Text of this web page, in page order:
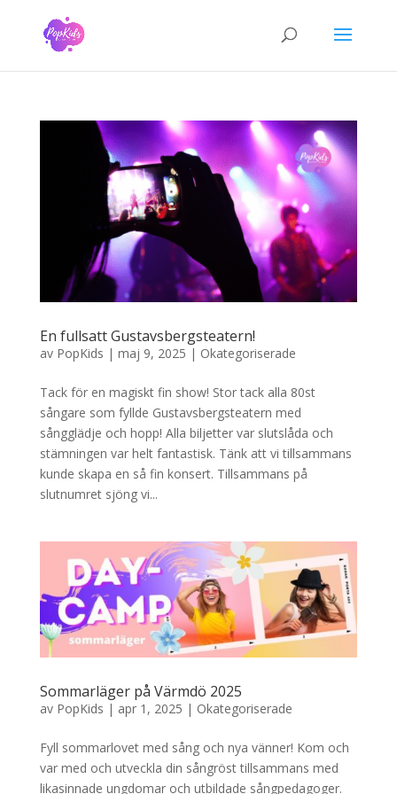
En fullsatt Gustavsbergsteatern!
av PopKids | maj 9, 2025 | Okategoriserade
Tack för en magiskt fin show! Stor tack alla 80st
sångare som fyllde Gustavsbergsteatern med
sångglädje och hopp! Alla biljetter var slutslåda och
stämningen var helt fantastisk. Tänk att vi tillsammans
kunde skapa en så fin konsert. Tillsammans på
slutnumret sjöng vi...
Sommarläger på Värmdö 2025
av PopKids | apr 1, 2025 | Okategoriserade
Fyll sommarlovet med sång och nya vänner! Kom och
var med och utveckla din sångröst tillsammans med
likasinnade ungdomar och utbildade sångpedagoger.